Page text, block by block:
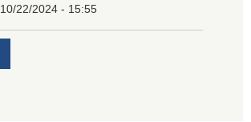
10/22/2024 - 15:55